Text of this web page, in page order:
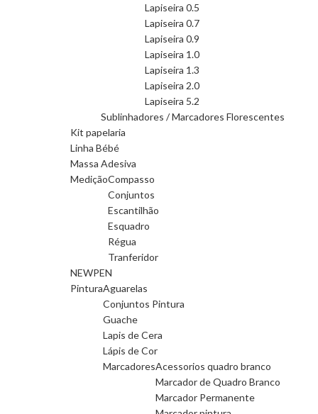
Lapiseira 0.5
Lapiseira 0.7
Lapiseira 0.9
Lapiseira 1.0
Lapiseira 1.3
Lapiseira 2.0
Lapiseira 5.2
Sublinhadores / Marcadores Florescentes
Kit papelaria
Linha Bébé
Massa Adesiva
MediçãoCompasso
Conjuntos
Escantilhão
Esquadro
Régua
Tranferidor
NEWPEN
PinturaAguarelas
Conjuntos Pintura
Guache
Lapis de Cera
Lápis de Cor
MarcadoresAcessorios quadro branco
Marcador de Quadro Branco
Marcador Permanente